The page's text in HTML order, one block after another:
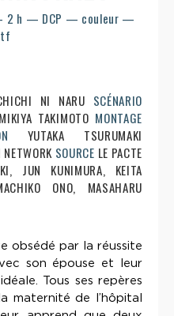
h — DCP — couleur —
NI NARU SCÉNARIO
MIKIYA TAKIMOTO MONTAGE
YUTAKA TSURUMAKI
SOURCE LE PACTE
JUN KUNIMURA, KEITA
ONO, MASAHARU
obsédé par la réussite
son épouse et leur
Tous ses repères
maternité de l’hôpital